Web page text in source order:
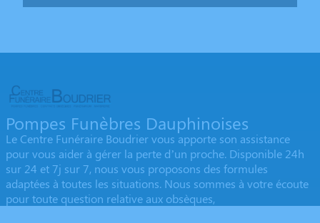
Pompes Funèbres Dauphinoises
Le Centre Funéraire Boudrier vous apporte son assistance
pour vous aider à gérer la perte d’un proche. Disponible 24h
sur 24 et 7j sur 7, nous vous proposons des formules
adaptées à toutes les situations. Nous sommes à votre écoute
pour toute question relative aux obsèques,